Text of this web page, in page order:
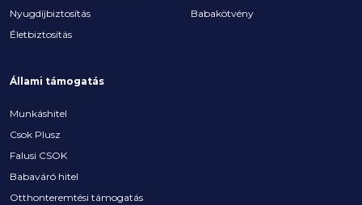
Nyugdíjbiztosítás
Életbiztosítás
Babakötvény
Állami támogatás
Munkáshitel
Csok Plusz
Falusi CSOK
Babaváró hitel
Otthonteremtési támogatás